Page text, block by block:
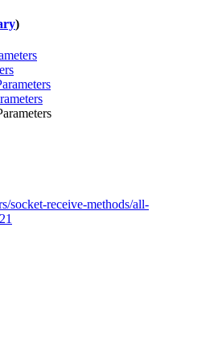
)
socket-receive-methods/all-